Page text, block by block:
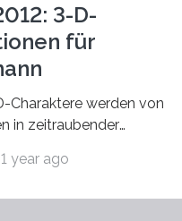
3-D-
für
Charaktere werden von
in zeitraubender
am Max-Planck-Institut für
year ago